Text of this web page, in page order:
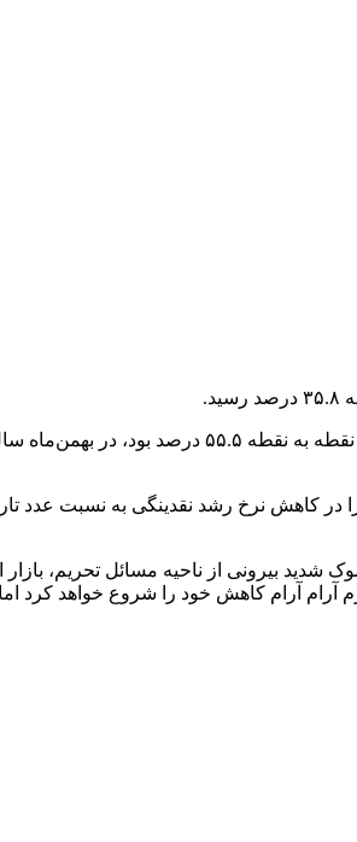
که خود را در کاهش نرخ رشد نقدینگی به نسبت
کرد: هرچند ۳۵.۸ درصد نرخ تورم بالایی است اما این عدد نزول پیدا کرده است. انتظار داریم در سال ۱۴۰۳ اگر
آرام آرام کاهش خود را شروع خواهد کرد